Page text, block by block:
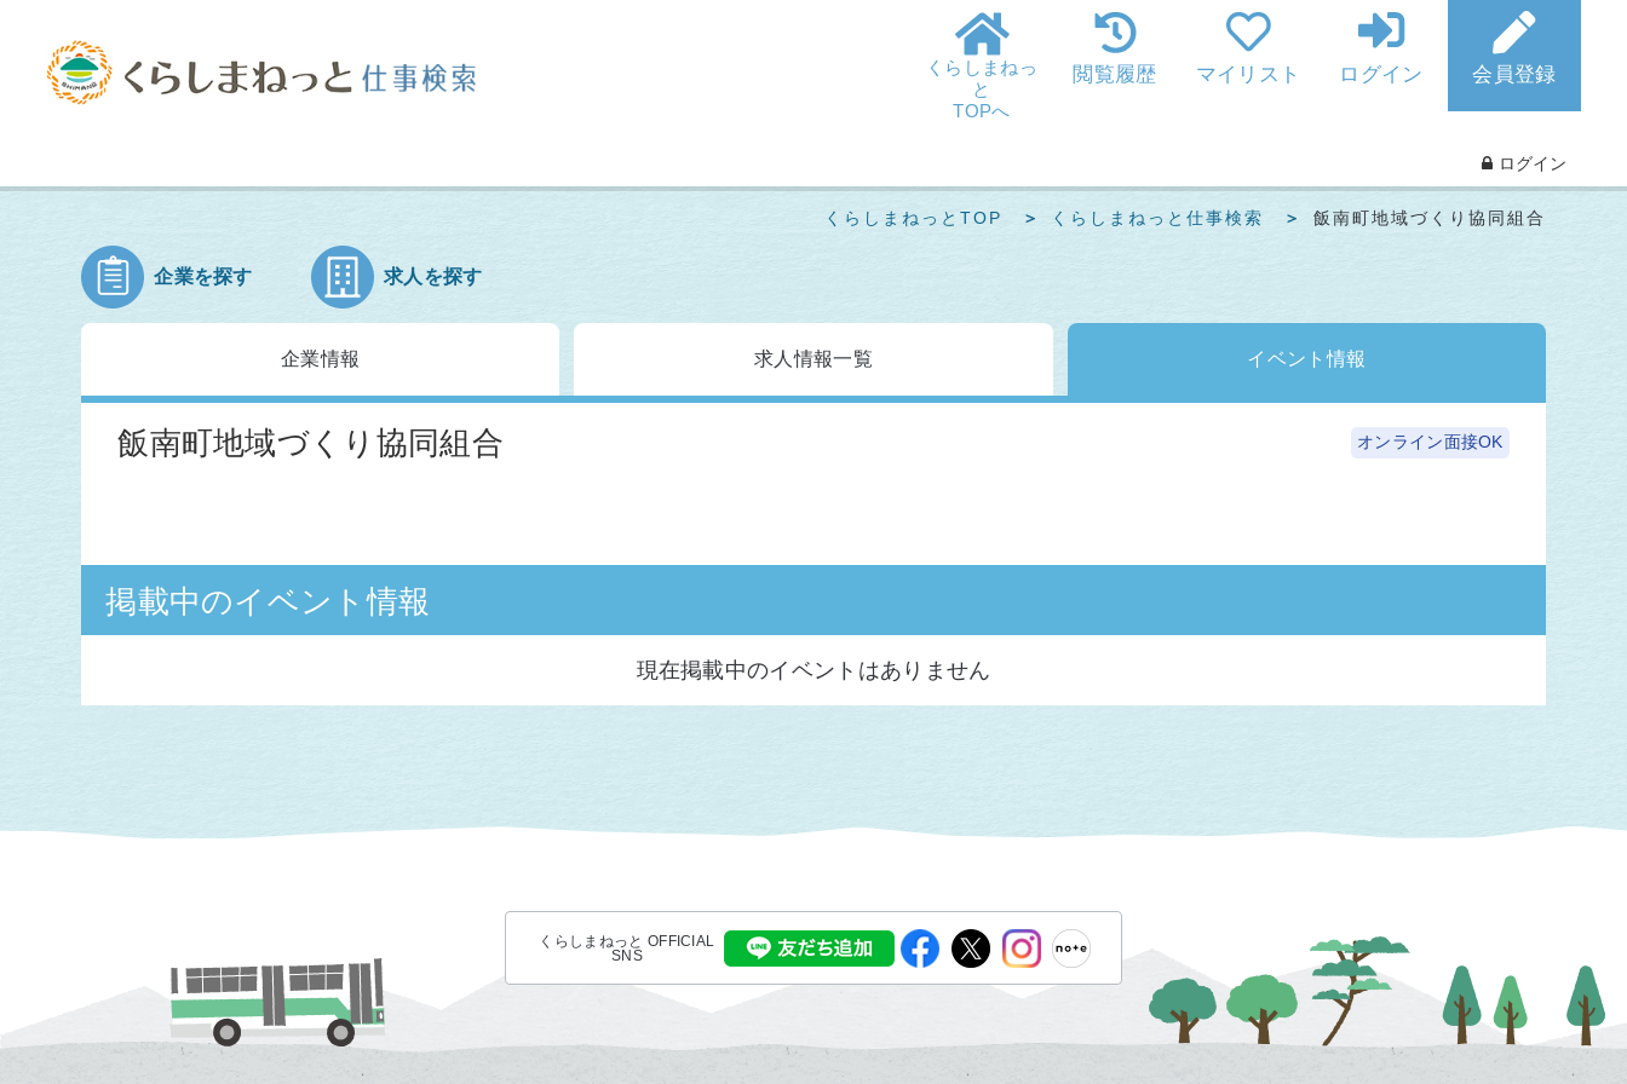
くらしまねっ
と
TOPへ
閲覧履歴 マイリスト ログイン 会員登録
ログイン
くらしまねっとTOP くらしまねっと仕事検索 飯南町地域づくり協同組合
企業を探す 求人を探す
企業情報 求人情報一覧 イベント情報
飯南町地域づくり協同組合 オンライン面接OK
掲載中のイベント情報
現在掲載中のイベントはありません
くらしまねっと OFFICIAL
SNS